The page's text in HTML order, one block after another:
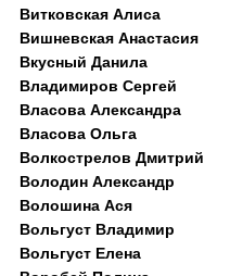
Витковская Алиса
Вишневская Анастасия
Вкусный Данила
Владимиров Сергей
Власова Александра
Власова Ольга
Волкострелов Дмитрий
Володин Александр
Волошина Ася
Вольгуст Владимир
Вольгуст Елена